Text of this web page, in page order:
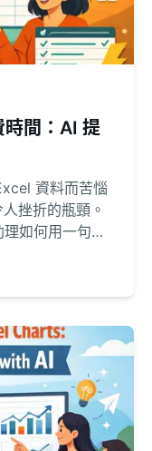
間：AI 提
資料而苦惱
挫折的瓶頸。
如何用一句簡